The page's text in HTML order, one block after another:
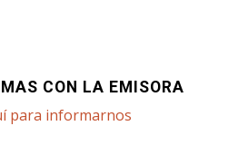
CON LA EMISORA
para informarnos